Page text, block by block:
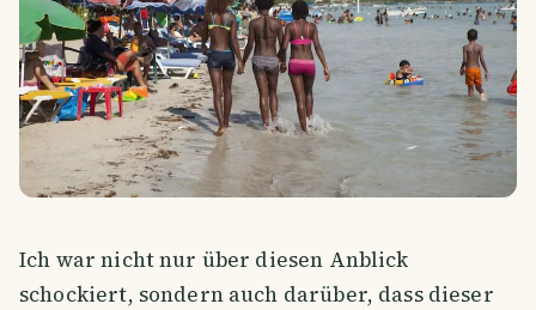
Ich war nicht nur über diesen Anblick
schockiert, sondern auch darüber, dass dieser